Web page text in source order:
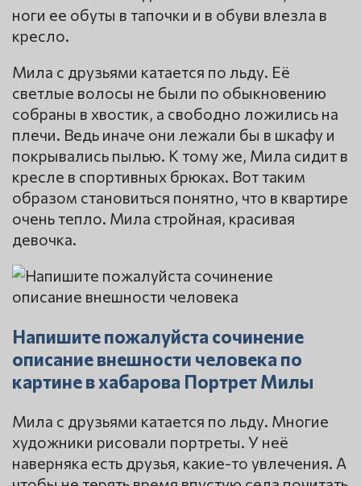
ноги ее обуты в тапочки и в обуви влезла в
кресло.
Мила с друзьями катается по льду. Её
светлые волосы не были по обыкновению
собраны в хвостик, а свободно ложились на
плечи. Ведь иначе они лежали бы в шкафу и
покрывались пылью. К тому же, Мила сидит в
кресле в спортивных брюках. Вот таким
образом становиться понятно, что в квартире
очень тепло. Мила стройная, красивая
девочка.
Напишите пожалуйста сочинение
описание внешности человека по
картине в хабарова Портрет Милы
Мила с друзьями катается по льду. Многие
художники рисовали портреты. У неё
наверняка есть друзья, какие-то увлечения. А